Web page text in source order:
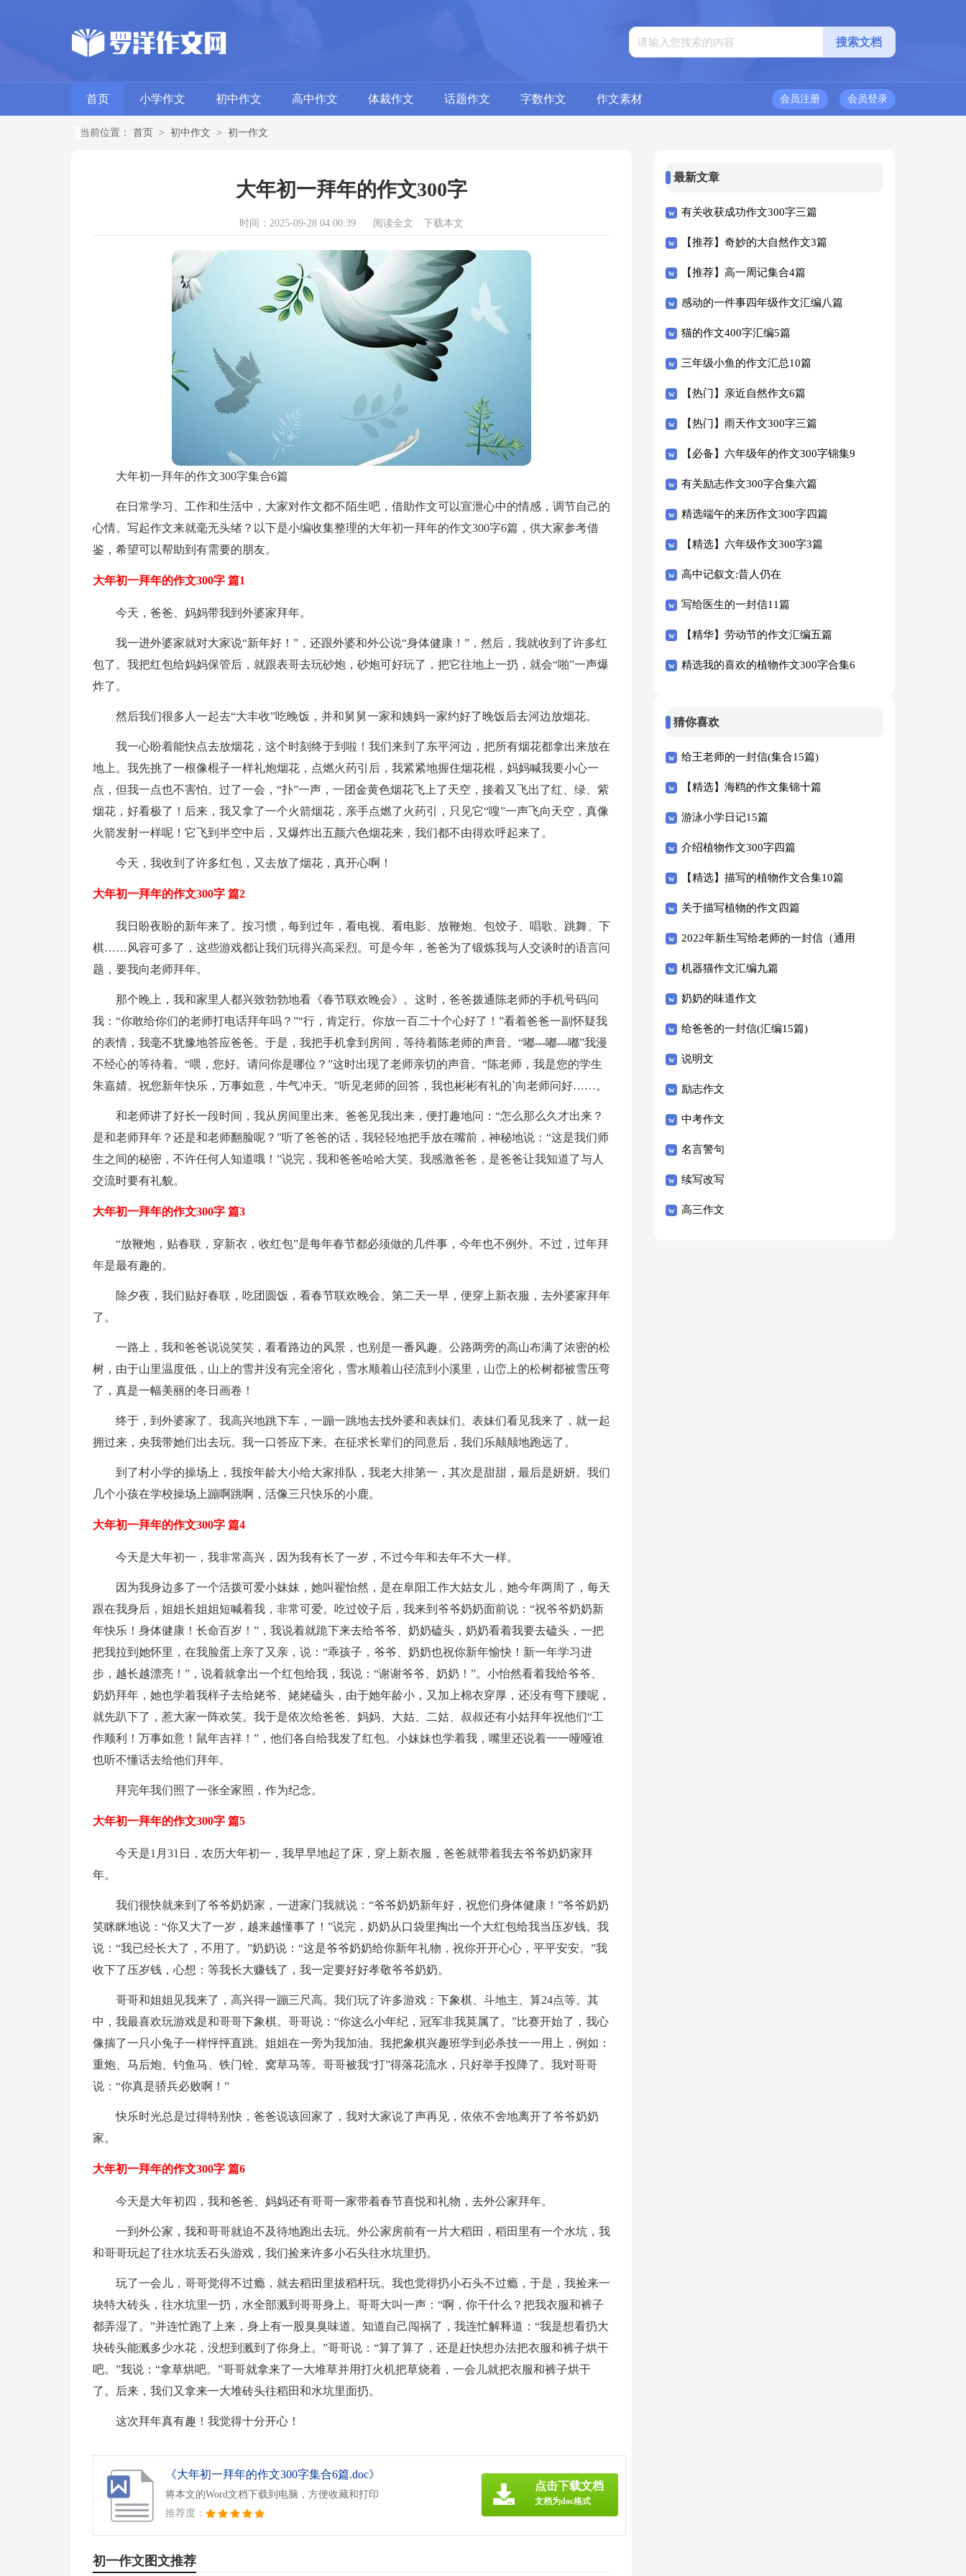
首页 小学作文 初中作文 高中作文 体裁作文 话题作文 字数作文 作文素材 会员登录
会员注册
当前位置： 首页 > 初中作文 > 初一作文
大年初一拜年的作文300字
时间：2025-09-28 04:00:39 阅读全文 下载本文
大年初一拜年的作文300字集合6篇
在日常学习、工作和生活中，大家对作文都不陌生吧，借助作文可以宣泄心中的情感，调节自己的
心情。写起作文来就毫无头绪？以下是小编收集整理的大年初一拜年的作文300字6篇，供大家参考借
鉴，希望可以帮助到有需要的朋友。
大年初一拜年的作文300字 篇1
今天，爸爸、妈妈带我到外婆家拜年。
我一进外婆家就对大家说“新年好！”，还跟外婆和外公说“身体健康！”，然后，我就收到了许多红
包了。我把红包给妈妈保管后，就跟表哥去玩砂炮，砂炮可好玩了，把它往地上一扔，就会“啪”一声爆
炸了。
然后我们很多人一起去“大丰收”吃晚饭，并和舅舅一家和姨妈一家约好了晚饭后去河边放烟花。
我一心盼着能快点去放烟花，这个时刻终于到啦！我们来到了东平河边，把所有烟花都拿出来放在
地上。我先挑了一根像棍子一样礼炮烟花，点燃火药引后，我紧紧地握住烟花棍，妈妈喊我要小心一
点，但我一点也不害怕。过了一会，“扑”一声，一团金黄色烟花飞上了天空，接着又飞出了红、绿、紫
烟花，好看极了！后来，我又拿了一个火箭烟花，亲手点燃了火药引，只见它“嗖”一声飞向天空，真像
火箭发射一样呢！它飞到半空中后，又爆炸出五颜六色烟花来，我们都不由得欢呼起来了。
今天，我收到了许多红包，又去放了烟花，真开心啊！
大年初一拜年的作文300字 篇2
我日盼夜盼的新年来了。按习惯，每到过年，看电视、看电影、放鞭炮、包饺子、唱歌、跳舞、下
棋……风容可多了，这些游戏都让我们玩得兴高采烈。可是今年，爸爸为了锻炼我与人交谈时的语言问
题，要我向老师拜年。
那个晚上，我和家里人都兴致勃勃地看《春节联欢晚会》。这时，爸爸拨通陈老师的手机号码问
我：“你敢给你们的老师打电话拜年吗？”“行，肯定行。你放一百二十个心好了！”看着爸爸一副怀疑我
的表情，我毫不犹豫地答应爸爸。于是，我把手机拿到房间，等待着陈老师的声音。“嘟---嘟---嘟”我漫
不经心的等待着。“喂，您好。请问你是哪位？”这时出现了老师亲切的声音。“陈老师，我是您的学生
朱嘉婧。祝您新年快乐，万事如意，牛气冲天。”听见老师的回答，我也彬彬有礼的`向老师问好……。
和老师讲了好长一段时间，我从房间里出来。爸爸见我出来，便打趣地问：“怎么那么久才出来？
是和老师拜年？还是和老师翻脸呢？”听了爸爸的话，我轻轻地把手放在嘴前，神秘地说：“这是我们师
生之间的秘密，不许任何人知道哦！”说完，我和爸爸哈哈大笑。我感激爸爸，是爸爸让我知道了与人
交流时要有礼貌。
大年初一拜年的作文300字 篇3
“放鞭炮，贴春联，穿新衣，收红包”是每年春节都必须做的几件事，今年也不例外。不过，过年拜
年是最有趣的。
除夕夜，我们贴好春联，吃团圆饭，看春节联欢晚会。第二天一早，便穿上新衣服，去外婆家拜年
了。
一路上，我和爸爸说说笑笑，看看路边的风景，也别是一番风趣。公路两旁的高山布满了浓密的松
树，由于山里温度低，山上的雪并没有完全溶化，雪水顺着山径流到小溪里，山峦上的松树都被雪压弯
了，真是一幅美丽的冬日画卷！
终于，到外婆家了。我高兴地跳下车，一蹦一跳地去找外婆和表妹们。表妹们看见我来了，就一起
拥过来，央我带她们出去玩。我一口答应下来。在征求长辈们的同意后，我们乐颠颠地跑远了。
到了村小学的操场上，我按年龄大小给大家排队，我老大排第一，其次是甜甜，最后是妍妍。我们
几个小孩在学校操场上蹦啊跳啊，活像三只快乐的小鹿。
大年初一拜年的作文300字 篇4
今天是大年初一，我非常高兴，因为我有长了一岁，不过今年和去年不大一样。
因为我身边多了一个活拨可爱小妹妹，她叫翟怡然，是在阜阳工作大姑女儿，她今年两周了，每天
跟在我身后，姐姐长姐姐短喊着我，非常可爱。吃过饺子后，我来到爷爷奶奶面前说：“祝爷爷奶奶新
年快乐！身体健康！长命百岁！”，我说着就跪下来去给爷爷、奶奶磕头，奶奶看着我要去磕头，一把
把我拉到她怀里，在我脸蛋上亲了又亲，说：“乖孩子，爷爷、奶奶也祝你新年愉快！新一年学习进
步，越长越漂亮！”，说着就拿出一个红包给我，我说：“谢谢爷爷、奶奶！”。小怡然看着我给爷爷、
奶奶拜年，她也学着我样子去给姥爷、姥姥磕头，由于她年龄小，又加上棉衣穿厚，还没有弯下腰呢，
就先趴下了，惹大家一阵欢笑。我于是依次给爸爸、妈妈、大姑、二姑、叔叔还有小姑拜年祝他们“工
作顺利！万事如意！鼠年吉祥！”，他们各自给我发了红包。小妹妹也学着我，嘴里还说着一一哑哑谁
也听不懂话去给他们拜年。
拜完年我们照了一张全家照，作为纪念。
大年初一拜年的作文300字 篇5
今天是1月31日，农历大年初一，我早早地起了床，穿上新衣服，爸爸就带着我去爷爷奶奶家拜
年。
我们很快就来到了爷爷奶奶家，一进家门我就说：“爷爷奶奶新年好，祝您们身体健康！”爷爷奶奶
笑眯眯地说：“你又大了一岁，越来越懂事了！”说完，奶奶从口袋里掏出一个大红包给我当压岁钱。我
说：“我已经长大了，不用了。”奶奶说：“这是爷爷奶奶给你新年礼物，祝你开开心心，平平安安。”我
收下了压岁钱，心想：等我长大赚钱了，我一定要好好孝敬爷爷奶奶。
哥哥和姐姐见我来了，高兴得一蹦三尺高。我们玩了许多游戏：下象棋、斗地主、算24点等。其
中，我最喜欢玩游戏是和哥哥下象棋。哥哥说：“你这么小年纪，冠军非我莫属了。”比赛开始了，我心
像揣了一只小兔子一样怦怦直跳。姐姐在一旁为我加油。我把象棋兴趣班学到必杀技一一用上，例如：
重炮、马后炮、钓鱼马、铁门铨、窝草马等。哥哥被我“打”得落花流水，只好举手投降了。我对哥哥
说：“你真是骄兵必败啊！”
快乐时光总是过得特别快，爸爸说该回家了，我对大家说了声再见，依依不舍地离开了爷爷奶奶
家。
大年初一拜年的作文300字 篇6
今天是大年初四，我和爸爸、妈妈还有哥哥一家带着春节喜悦和礼物，去外公家拜年。
一到外公家，我和哥哥就迫不及待地跑出去玩。外公家房前有一片大稻田，稻田里有一个水坑，我
和哥哥玩起了往水坑丢石头游戏，我们捡来许多小石头往水坑里扔。
玩了一会儿，哥哥觉得不过瘾，就去稻田里拔稻杆玩。我也觉得扔小石头不过瘾，于是，我捡来一
块特大砖头，往水坑里一扔，水全部溅到哥哥身上。哥哥大叫一声：“啊，你干什么？把我衣服和裤子
都弄湿了。”并连忙跑了上来，身上有一股臭臭味道。知道自己闯祸了，我连忙解释道：“我是想看扔大
块砖头能溅多少水花，没想到溅到了你身上。”哥哥说：“算了算了，还是赶快想办法把衣服和裤子烘干
吧。”我说：“拿草烘吧。”哥哥就拿来了一大堆草并用打火机把草烧着，一会儿就把衣服和裤子烘干
了。后来，我们又拿来一大堆砖头往稻田和水坑里面扔。
这次拜年真有趣！我觉得十分开心！
《大年初一拜年的作文300字集合6篇.doc》
将本文的Word文档下载到电脑，方便收藏和打印
推荐度：
点击下载文档
文档为doc格式
初一作文图文推荐
最新文章
有关收获成功作文300字三篇
【推荐】奇妙的大自然作文3篇
【推荐】高一周记集合4篇
感动的一件事四年级作文汇编八篇
猫的作文400字汇编5篇
三年级小鱼的作文汇总10篇
【热门】亲近自然作文6篇
【热门】雨天作文300字三篇
【必备】六年级年的作文300字锦集9
篇
有关励志作文300字合集六篇
精选端午的来历作文300字四篇
【精选】六年级作文300字3篇
高中记叙文:昔人仍在
写给医生的一封信11篇
【精华】劳动节的作文汇编五篇
精选我的喜欢的植物作文300字合集6
猜你喜欢
给王老师的一封信(集合15篇)
【精选】海鸥的作文集锦十篇
游泳小学日记15篇
介绍植物作文300字四篇
【精选】描写的植物作文合集10篇
关于描写植物的作文四篇
2022年新生写给老师的一封信（通用
8篇）
机器猫作文汇编九篇
奶奶的味道作文
给爸爸的一封信(汇编15篇)
说明文
励志作文
中考作文
名言警句
续写改写
高三作文